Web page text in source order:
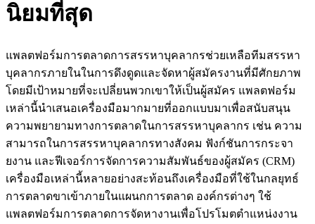
นิยมที่สุด
แพลตฟอร์มการตลาดการสรรหาบุคลากรช่วยเหลือทีมสรรหา
บุคลากรภายในในการดึงดูดและจัดหาผู้สมัครงานที่มีศักยภาพ
โดยมีเป้าหมายที่จะเปลี่ยนพวกเขาให้เป็นผู้สมัคร แพลตฟอร์ม
เหล่านี้นำเสนอเครื่องมือมากมายที่ออกแบบมาเพื่อสนับสนุน
ความพยายามทางการตลาดในการสรรหาบุคลากร เช่น ความ
สามารถในการสรรหาบุคลากรทางสังคม ฟังก์ชันการกระจา
ยงาน และฟีเจอร์การจัดการความสัมพันธ์ของผู้สมัคร (CRM)
เครื่องมือเหล่านี้หลายอย่างสะท้อนถึงเครื่องมือที่ใช้ในกลยุทธ์
การตลาดขาเข้าภายในแผนกการตลาด องค์กรต่างๆ ใช้
แพลตฟอร์มการตลาดการจัดหางานเพื่อโปรโมตตำแหน่งงาน